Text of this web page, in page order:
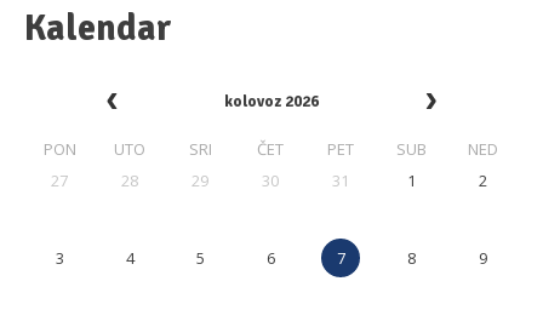
Kalendar
kolovoz 2026
PON UTO SRI ČET PET SUB
NED
27
28 29 30 31 1 2
3 4 5 6 7 8 9